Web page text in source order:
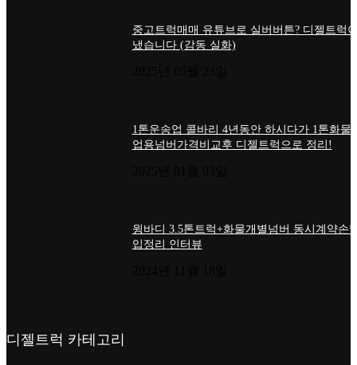
중고트럭매매 유튜브로 실버버튼? 디젤트럭
냈습니다 (감동 실화)
1톤운송업 콜바리 4년동안 하시다가 1톤화물
업용넘버가격비교후 디젤트럭으로 정리!
윙바디 3.5톤트럭+화물개별넘버 동시계약손
입정리 인터뷰
디젤트럭 카테고리